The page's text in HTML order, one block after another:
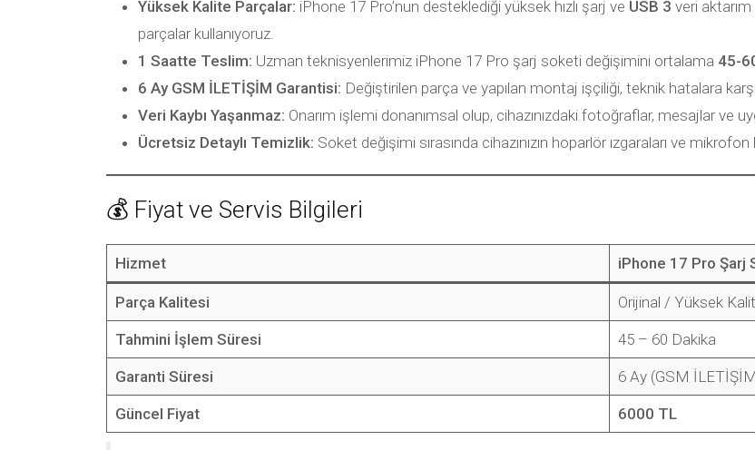
Yüksek Kalite Parçalar: iPhone 17 Pro’nun desteklediği yüksek hızlı şarj ve USB 3 veri
parçalar kullanıyoruz.
1 Saatte Teslim: Uzman teknisyenlerimiz iPhone 17 Pro şarj soketi değişimini ortalama 45-
6 Ay GSM İLETİŞİM Garantisi: Değiştirilen parça ve yapılan montaj işçiliği, teknik hatalara karşı
Veri Kaybı Yaşanmaz: Onarım işlemi donanımsal olup, cihazınızdaki fotoğraflar, mesajlar ve
Ücretsiz Detaylı Temizlik: Soket değişimi sırasında cihazınızın hoparlör ızgaraları ve
💰 Fiyat ve Servis Bilgileri
Hizmet iPhone 17 Pro Şarj
Parça Kalitesi Orijinal / Yüksek
Tahmini İşlem Süresi 45 – 60 Dakika
Garanti Süresi 6 Ay (GSM
Güncel Fiyat 6000 TL